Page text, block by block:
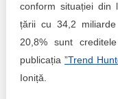
EU-STRAT bulletin
Transparency of
The best and the
conform situației din
țării cu 34,2
20,8% sunt
publicația ”Trend
Ioniță.